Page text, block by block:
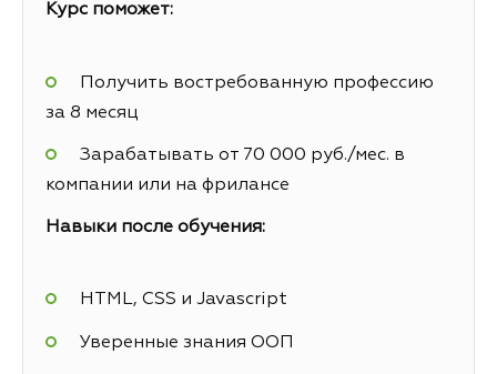
Курс поможет:
Получить востребованную профессию
за 8 месяц
Зарабатывать от 70 000 руб./мес. в
компании или на фрилансе
Навыки после обучения:
HTML, CSS и Javascript
Уверенные знания ООП